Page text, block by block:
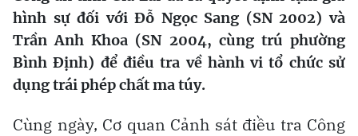
hình sự đối với Đỗ Ngọc Sang (SN 2002) và
Trần Anh Khoa (SN 2004, cùng trú phường
Bình Định) để điều tra về hành vi tổ chức sử
dụng trái phép chất ma túy.
Cùng ngày, Cơ quan Cảnh sát điều tra Công